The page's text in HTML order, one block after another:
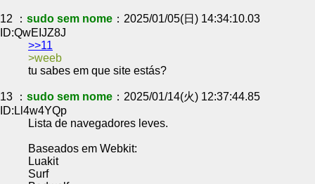
12 ： sudo sem nome ：2025/01/05(日) 14:34:10.03
ID:QwEIJZ8J
>>11
weeb
tu sabes em que site estás?
13 ： sudo sem nome ：2025/01/14(火) 12:37:44.85
ID:Ll4w4YQp
Lista de navegadores leves.
Baseados em Webkit:
Luakit
Surf